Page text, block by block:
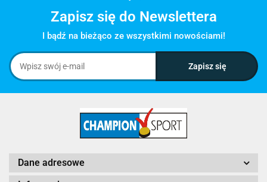
Zapisz się do Newslettera
I bądź na bieżąco ze wszystkimi nowościami!
Dane adresowe